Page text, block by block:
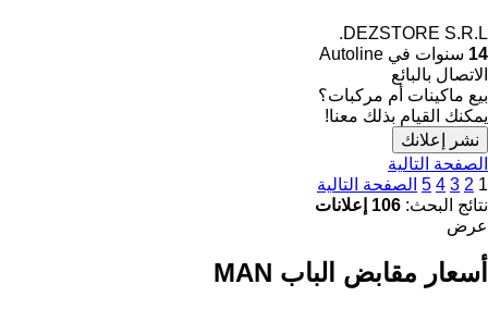
DEZSTORE S.R.L.
14 سنوات في Autoline
الاتصال بالبائع
بيع ماكينات أم مركبات؟
يمكنك القيام بذلك معنا!
نشر إعلانك
الصفحة التالية
1
2
3
4
5 الصفحة التالية
نتائج البحث: 106 إعلانات
عرض
أسعار مقابض الباب MAN